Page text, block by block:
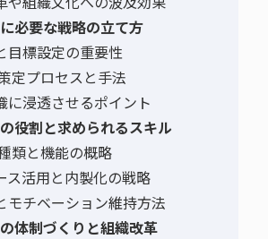
必要な戦略の立て方
目標設定の重要性
定プロセスと手法
に浸透させるポイント
役割と求められるスキル
類と機能の概略
ス活用と内製化の戦略
モチベーション維持方法
体制づくりと組織改革